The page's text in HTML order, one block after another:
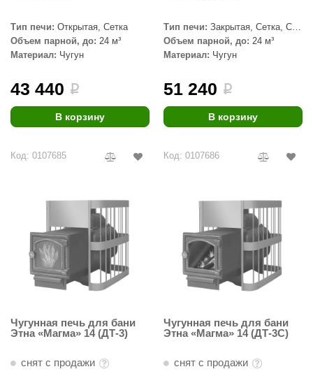
ecology
Тип печи: Открытая, Сетка
Объем парной, до: 24 м³
Материал: Чугун
43 440 i
В корзину
Тип печи: Закрытая, Сетка, С
паровой пушкой
Объем парной, до: 24 м³
Материал: Чугун
51 240 i
В корзину
Код: 0107685
Чугунная печь для бани
Этна «Магма» 14 (ДТ-3)
снят с продажи
Код: 0107686
Чугунная печь для бани
Этна «Магма» 14 (ДТ-3С)
снят с продажи